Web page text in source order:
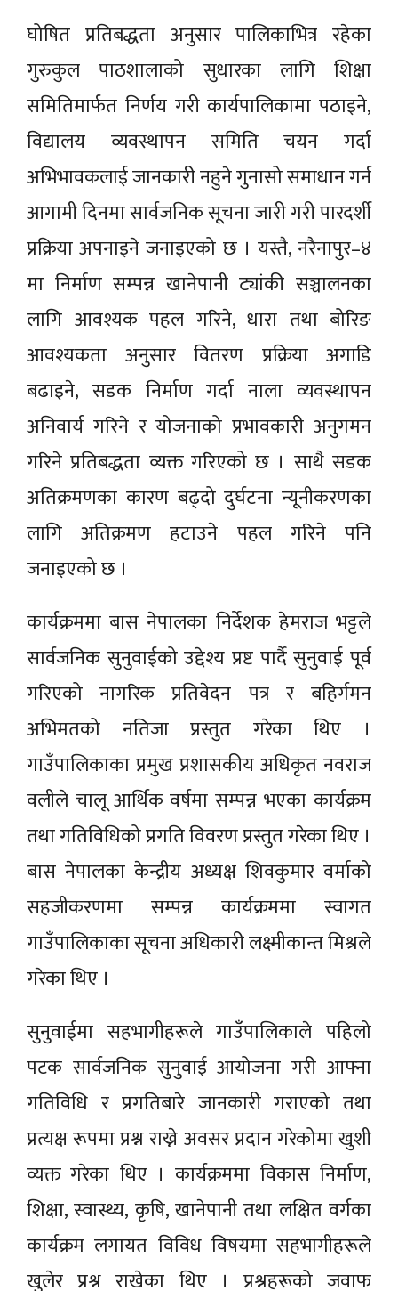
घोषित प्रतिबद्धता अनुसार पालिकाभित्र रहेका
गुरुकुल पाठशालाको सुधारका लागि शिक्षा
समितिमार्फत निर्णय गरी कार्यपालिकामा पठाइने,
विद्यालय व्यवस्थापन समिति चयन गर्दा
अभिभावकलाई जानकारी नहुने गुनासो समाधान गर्न
आगामी दिनमा सार्वजनिक सूचना जारी गरी पारदर्शी
प्रक्रिया अपनाइने जनाइएको छ । यस्तै, नरैनापुर–४
मा निर्माण सम्पन्न खानेपानी ट्यांकी सञ्चालनका
लागि आवश्यक पहल गरिने, धारा तथा बोरिङ
आवश्यकता अनुसार वितरण प्रक्रिया अगाडि
बढाइने, सडक निर्माण गर्दा नाला व्यवस्थापन
अनिवार्य गरिने र योजनाको प्रभावकारी अनुगमन
गरिने प्रतिबद्धता व्यक्त गरिएको छ । साथै सडक
अतिक्रमणका कारण बढ्दो दुर्घटना न्यूनीकरणका
लागि अतिक्रमण हटाउने पहल गरिने पनि
जनाइएको छ ।
कार्यक्रममा बास नेपालका निर्देशक हेमराज भट्टले
सार्वजनिक सुनुवाईको उद्देश्य प्रष्ट पार्दै सुनुवाई पूर्व
गरिएको नागरिक प्रतिवेदन पत्र र बहिर्गमन
अभिमतको नतिजा प्रस्तुत गरेका थिए ।
गाउँपालिकाका प्रमुख प्रशासकीय अधिकृत नवराज
वलीले चालू आर्थिक वर्षमा सम्पन्न भएका कार्यक्रम
तथा गतिविधिको प्रगति विवरण प्रस्तुत गरेका थिए ।
बास नेपालका केन्द्रीय अध्यक्ष शिवकुमार वर्माको
सहजीकरणमा सम्पन्न कार्यक्रममा स्वागत
गाउँपालिकाका सूचना अधिकारी लक्ष्मीकान्त मिश्रले
गरेका थिए ।
सुनुवाईमा सहभागीहरूले गाउँपालिकाले पहिलो
पटक सार्वजनिक सुनुवाई आयोजना गरी आफ्ना
गतिविधि र प्रगतिबारे जानकारी गराएको तथा
प्रत्यक्ष रूपमा प्रश्न राख्ने अवसर प्रदान गरेकोमा खुशी
व्यक्त गरेका थिए । कार्यक्रममा विकास निर्माण,
शिक्षा, स्वास्थ्य, कृषि, खानेपानी तथा लक्षित वर्गका
कार्यक्रम लगायत विविध विषयमा सहभागीहरूले
खुलेर प्रश्न राखेका थिए । प्रश्नहरूको जवाफ